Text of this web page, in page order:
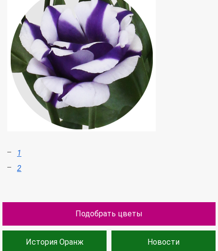
1
2
Подобрать цветы
История Оранж Новости